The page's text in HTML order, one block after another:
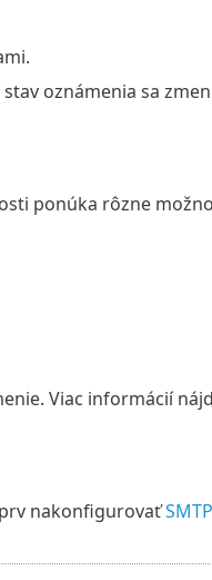
oznámenia sa
ponúka rôzne
Viac informácií
nakonfigurovať